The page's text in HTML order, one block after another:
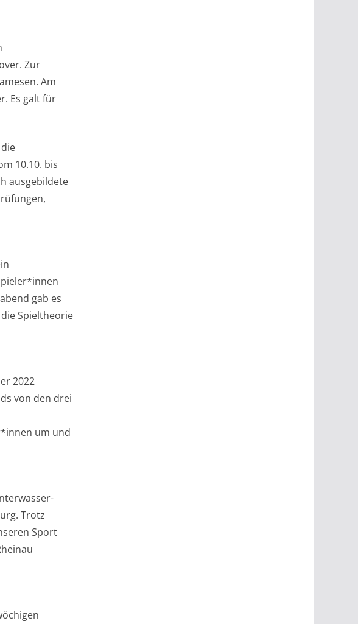
Zur
Am
Es galt für
10.10. bis
ausgebildete
gab es
Spieltheorie
2022
von den drei
um und
Trotz
Sport